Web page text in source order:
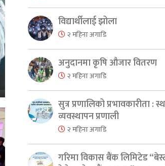
विद्यार्थीलाई झोला
२ महिना अगाडि
अनुदानमा कृषि औजार वितरण
२ महिना अगाडि
सुत्र प्रणालिको प्रभावकारीता :
व्यवस्थापन प्रणाली
२ महिना अगाडि
गरिमा विकास बैंक लिमिटेड